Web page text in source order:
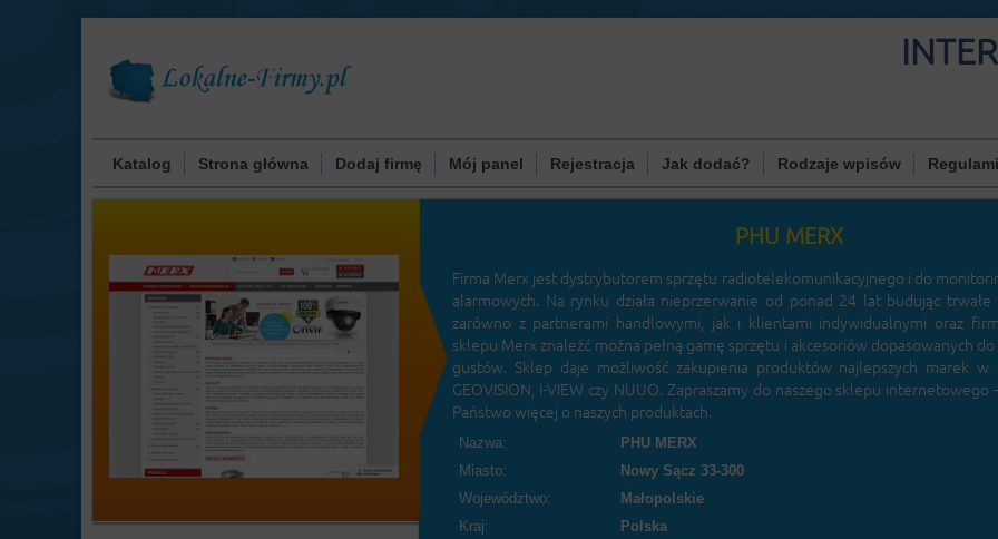
Katalog Strona główna Dodaj firmę Mój panel Rejestracja Jak dodać? Rodzaje wpisów
PHU MERX
Firma Merx jest dystrybutorem sprzętu radiotelekomunikacyjnego i do
alarmowych. Na rynku działa nieprzerwanie od ponad 24 lat budując trwałe
zarówno z partnerami handlowymi, jak i klientami indywidualnymi oraz
sklepu Merx znaleźć można pełną gamę sprzętu i akcesoriów dopasowanych
gustów. Sklep daje możliwość zakupienia produktów najlepszych marek w
GEOVISION, I-VIEW czy NUUO. Zapraszamy do naszego sklepu internetowego
Państwo więcej o naszych produktach.
Nazwa:
PHU MERX
Miasto:
Nowy Sącz 33-300
Województwo:
Małopolskie
Kraj:
Polska